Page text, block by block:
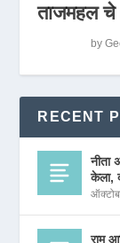
ताजमहल चे
by
RECENT
नीता
केला,
राम